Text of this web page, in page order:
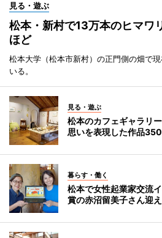
見る・遊ぶ
松本・新村で13万本のヒマ
ほど
松本大学（松本市新村）の正門側の畑で
いる。
見る・遊ぶ
松本のカフェギャラリ
思いを表現した作品
暮らす・働く
松本で女性起業家交流
賞の赤沼留美子さん迎え